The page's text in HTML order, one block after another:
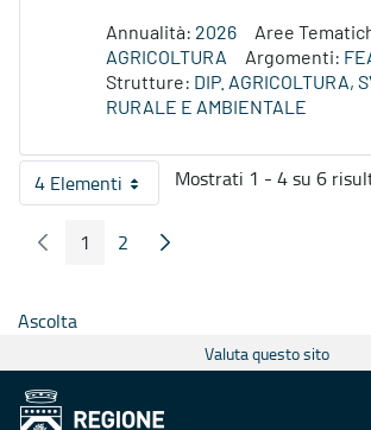
Annualità: 2026
Aree
AGRICOLTURA
Argomenti:
Strutture: DIP. AGRICOLTURA,
RURALE E AMBIENTALE
4 ElementiPer pagina
Mostrati 1 - 4 su 6
Pagina Precedente
Pagina
1 Pagina
2 Pagina Seguente
Ascolta
Valuta questo sito